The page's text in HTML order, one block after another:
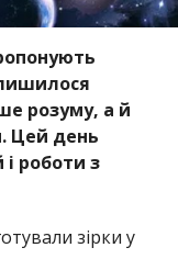
розуму, а й
Цей день
роботи з
зірки у